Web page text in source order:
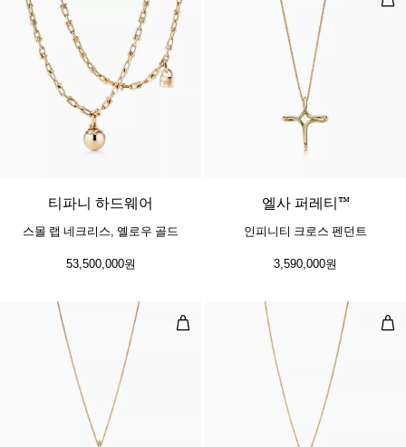
2 소재
티파니 하드웨어
스몰 랩 네크리스, 옐로우 골드
53,500,000원
엘사 퍼레티™
인피니티 크로스 펜던트
3,590,000원
펜던트 옐로우 골드 펜